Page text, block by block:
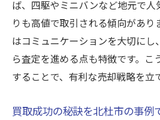
買取市場の動向から読
北杜市の買取市場を賢
納得の取引へ導く買取実例
北杜市で実践された買
買取実例から学ぶ納得
北杜市で満足できる買
ば、四駆やミニバンなど地元で人
りも高値で取引される傾向があり
はコミュニケーションを大切にし
ら査定を進める点も特徴です。こ
することで、有利な売却戦略を立
買取成功の秘訣を北杜市の事例